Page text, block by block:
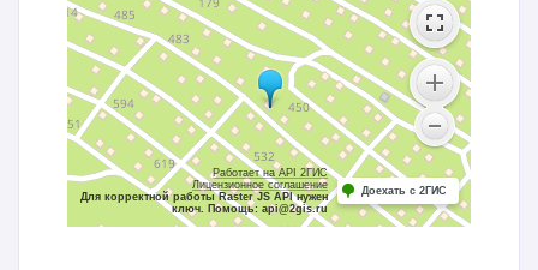
Работает на API 2ГИС
Лицензионное соглашение
Для корректной работы Raster JS API нужен
ключ. Помощь: api@2gis.ru
Доехать с 2ГИС